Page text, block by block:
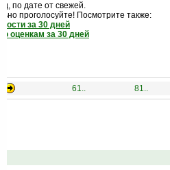
по дате от свежей.
проголосуйте! Посмотрите также:
за 30 дней
оценкам за 30 дней
61.. 81..